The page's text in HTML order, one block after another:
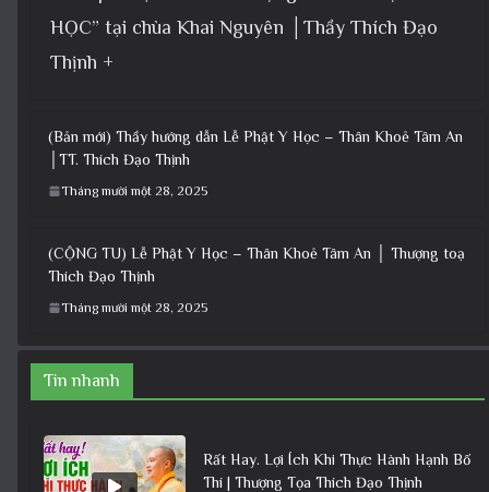
HỌC” tại chùa Khai Nguyên │Thầy Thích Đạo
Thịnh +
(Bản mới) Thầy hướng dẫn Lễ Phật Y Học – Thân Khoẻ Tâm An
│TT. Thích Đạo Thịnh
Tháng mười một 28, 2025
(CỘNG TU) Lễ Phật Y Học – Thân Khoẻ Tâm An │ Thượng toạ
Thích Đạo Thịnh
Tháng mười một 28, 2025
Tin nhanh
Rất Hay. Lợi Ích Khi Thực Hành Hạnh Bố
Thí | Thượng Tọa Thích Đạo Thịnh